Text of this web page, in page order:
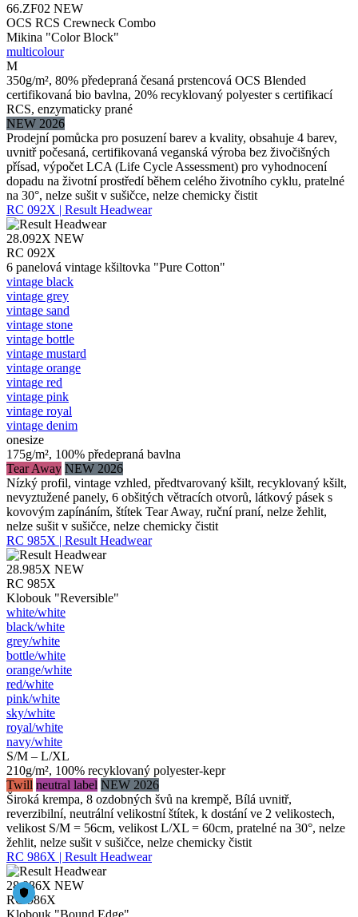
66.ZF02 NEW
OCS RCS Crewneck Combo
Mikina "Color Block"
multicolour
M
350g/m², 80% předepraná česaná prstencová OCS Blended
certifikovaná bio bavlna, 20% recyklovaný polyester s certifikací
RCS, enzymaticky prané
NEW 2026
Prodejní pomůcka pro posuzení barev a kvality, obsahuje 4 barev,
uvnitř počesaná, certifikovaná veganská výroba bez živočišných
přísad, výpočet LCA (Life Cycle Assessment) pro vyhodnocení
dopadu na životní prostředí během celého životního cyklu, pratelné
na 30°, nelze sušit v sušičce, nelze chemicky čistit
RC 092X | Result Headwear
28.092X NEW
RC 092X
6 panelová vintage kšiltovka "Pure Cotton"
vintage black
vintage grey
vintage sand
vintage stone
vintage bottle
vintage mustard
vintage orange
vintage red
vintage pink
vintage royal
vintage denim
onesize
175g/m², 100% předepraná bavlna
Tear Away NEW 2026
Nízký profil, vintage vzhled, předtvarovaný kšilt, recyklovaný kšilt,
nevyztužené panely, 6 obšitých větracích otvorů, látkový pásek s
kovovým zapínáním, štítek Tear Away, ruční praní, nelze žehlit,
nelze sušit v sušičce, nelze chemicky čistit
RC 985X | Result Headwear
28.985X NEW
RC 985X
Klobouk "Reversible"
white/​white
black/​white
grey/​white
bottle/​white
orange/​white
red/​white
pink/​white
sky/​white
royal/​white
navy/​white
S/M – L/XL
210g/m², 100% recyklovaný polyester-kepr
Twill neutral label NEW 2026
Široká krempa, 8 ozdobných švů na krempě, Bílá uvnitř,
reverzibilní, neutrální velikostní štítek, k dostání ve 2 velikostech,
velikost S/M = 56cm, velikost L/XL = 60cm, pratelné na 30°, nelze
žehlit, nelze sušit v sušičce, nelze chemicky čistit
RC 986X | Result Headwear
28.986X NEW
RC 986X
Klobouk "Bound Edge"